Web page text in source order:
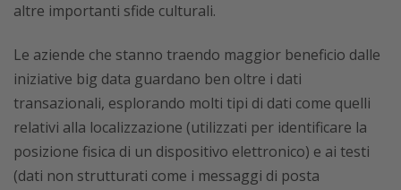
altre importanti sfide culturali.
Le aziende che stanno traendo maggior beneficio dalle
iniziative big data guardano ben oltre i dati
transazionali, esplorando molti tipi di dati come quelli
relativi alla localizzazione (utilizzati per identificare la
posizione fisica di un dispositivo elettronico) e ai testi
(dati non strutturati come i messaggi di posta